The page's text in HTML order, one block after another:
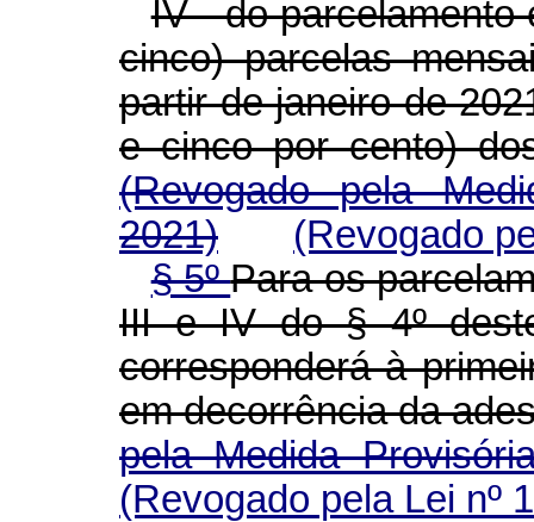
IV - do parcelamento
cinco) parcelas
partir de janeiro de
e cinco por cento)
(Revogado pela
2021)
(Revogado
§ 5ºPara os
III e IV do § 4º
corresponderá à
em decorrência da
pela Medida
(Revogado pela Lei nº